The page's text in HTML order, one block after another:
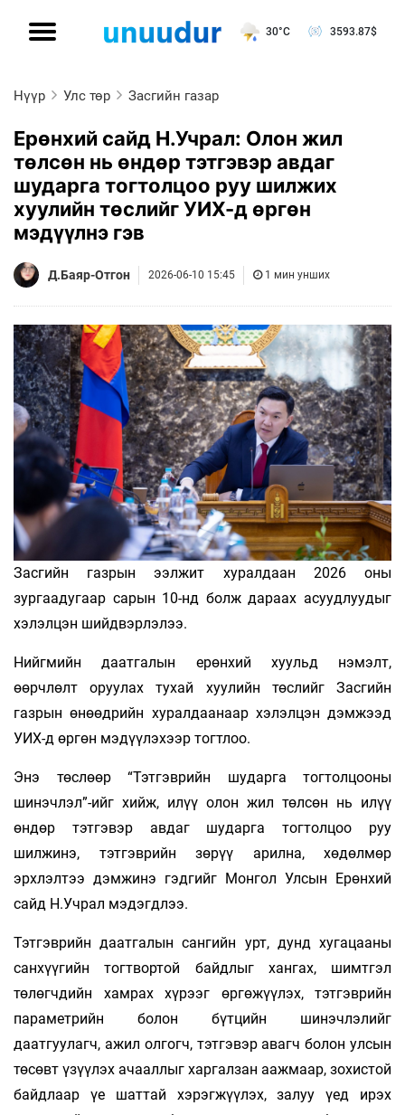
30°C 3593.87$
Нүүр Улс төр Засгийн газар
Ерөнхий сайд Н.Учрал: Олон жил
төлсөн нь өндөр тэтгэвэр авдаг
шударга тогтолцоо руу шилжих
хуулийн төслийг УИХ-д өргөн
мэдүүлнэ гэв
Д.Баяр-Отгон 2026-06-10 15:45 1 мин унших
Засгийн газрын ээлжит хуралдаан 2026 оны
зургаадугаар сарын 10-нд болж дараах асуудлуудыг
хэлэлцэн шийдвэрлэлээ.
Нийгмийн даатгалын ерөнхий хуульд нэмэлт,
өөрчлөлт оруулах тухай хуулийн төслийг Засгийн
газрын өнөөдрийн хуралдаанаар хэлэлцэн дэмжээд
УИХ-д өргөн мэдүүлэхээр тогтлоо.
Энэ төслөөр “Тэтгэврийн шударга тогтолцооны
шинэчлэл”-ийг хийж, илүү олон жил төлсөн нь илүү
өндөр тэтгэвэр авдаг шударга тогтолцоо руу
шилжинэ, тэтгэврийн зөрүү арилна, хөдөлмөр
эрхлэлтээ дэмжинэ гэдгийг Монгол Улсын Ерөнхий
сайд Н.Учрал мэдэгдлээ.
Тэтгэврийн даатгалын сангийн урт, дунд хугацааны
санхүүгийн тогтвортой байдлыг хангах, шимтгэл
төлөгчдийн хамрах хүрээг өргөжүүлэх, тэтгэврийн
параметрийн болон бүтцийн шинэчлэлийг
даатгуулагч, ажил олгогч, тэтгэвэр авагч болон улсын
төсөвт үзүүлэх ачааллыг харгалзан аажмаар, зохистой
байдлаар үе шаттай хэрэгжүүлэх, залуу үед ирэх